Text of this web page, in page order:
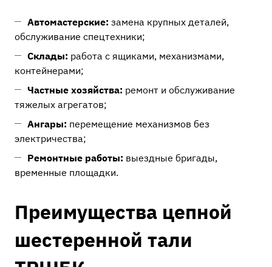
Автомастерские: замена крупных деталей,
обслуживание спецтехники;
Склады: работа с ящиками, механизмами,
контейнерами;
Частные хозяйства: ремонт и обслуживание
тяжелых агрегатов;
Ангары: перемещение механизмов без
электричества;
Ремонтные работы: выездные бригады,
временные площадки.
Преимущества цепной
шестеренной тали